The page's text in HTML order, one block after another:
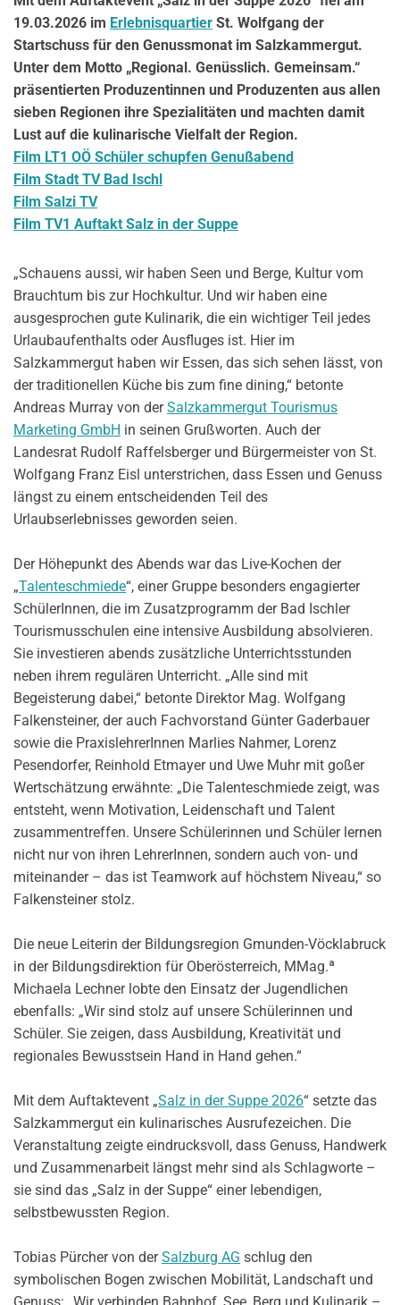
19.03.2026 im Erlebnisquartier St. Wolfgang der
Startschuss für den Genussmonat im Salzkammergut.
Unter dem Motto „Regional. Genüsslich. Gemeinsam.“
präsentierten Produzentinnen und Produzenten aus allen
sieben Regionen ihre Spezialitäten und machten damit
Lust auf die kulinarische Vielfalt der Region.
Film LT1 OÖ Schüler schupfen Genußabend
Film Stadt TV Bad Ischl
Film Salzi TV
Film TV1 Auftakt Salz in der Suppe
„Schauens aussi, wir haben Seen und Berge, Kultur vom
Brauchtum bis zur Hochkultur. Und wir haben eine
ausgesprochen gute Kulinarik, die ein wichtiger Teil jedes
Urlaubaufenthalts oder Ausfluges ist. Hier im
Salzkammergut haben wir Essen, das sich sehen lässt, von
der traditionellen Küche bis zum fine dining,“ betonte
Andreas Murray von derSalzkammergut Tourismus
Marketing GmbH in seinen Grußworten. Auch der
Landesrat Rudolf Raffelsberger und Bürgermeister von St.
Wolfgang Franz Eisl unterstrichen, dass Essen und Genuss
längst zu einem entscheidenden Teil des
Urlaubserlebnisses geworden seien.
Der Höhepunkt des Abends war das Live-Kochen der
„Talenteschmiede“, einer Gruppe besonders engagierter
SchülerInnen, die im Zusatzprogramm der Bad Ischler
Tourismusschulen eine intensive Ausbildung absolvieren.
Sie investieren abends zusätzliche Unterrichtsstunden
neben ihrem regulären Unterricht. „Alle sind mit
Begeisterung dabei,“ betonte Direktor Mag. Wolfgang
Falkensteiner, der auch Fachvorstand Günter Gaderbauer
sowie die PraxislehrerInnen Marlies Nahmer, Lorenz
Pesendorfer, Reinhold Etmayer und Uwe Muhr mit goßer
Wertschätzung erwähnte: „Die Talenteschmiede zeigt, was
entsteht, wenn Motivation, Leidenschaft und Talent
zusammentreffen. Unsere Schülerinnen und Schüler lernen
nicht nur von ihren LehrerInnen, sondern auch von- und
miteinander – das ist Teamwork auf höchstem Niveau,“ so
Falkensteiner stolz.
Die neue Leiterin der Bildungsregion Gmunden-Vöcklabruck
in der Bildungsdirektion für Oberösterreich, MMag.ª
Michaela Lechner lobte den Einsatz der Jugendlichen
ebenfalls: „Wir sind stolz auf unsere Schülerinnen und
Schüler. Sie zeigen, dass Ausbildung, Kreativität und
regionales Bewusstsein Hand in Hand gehen.“
Mit dem Auftaktevent „Salz in der Suppe 2026“ setzte das
Salzkammergut ein kulinarisches Ausrufezeichen. Die
Veranstaltung zeigte eindrucksvoll, dass Genuss, Handwerk
und Zusammenarbeit längst mehr sind als Schlagworte –
sie sind das „Salz in der Suppe“ einer lebendigen,
selbstbewussten Region.
Tobias Pürcher von derSalzburg AG schlug den
symbolischen Bogen zwischen Mobilität, Landschaft und